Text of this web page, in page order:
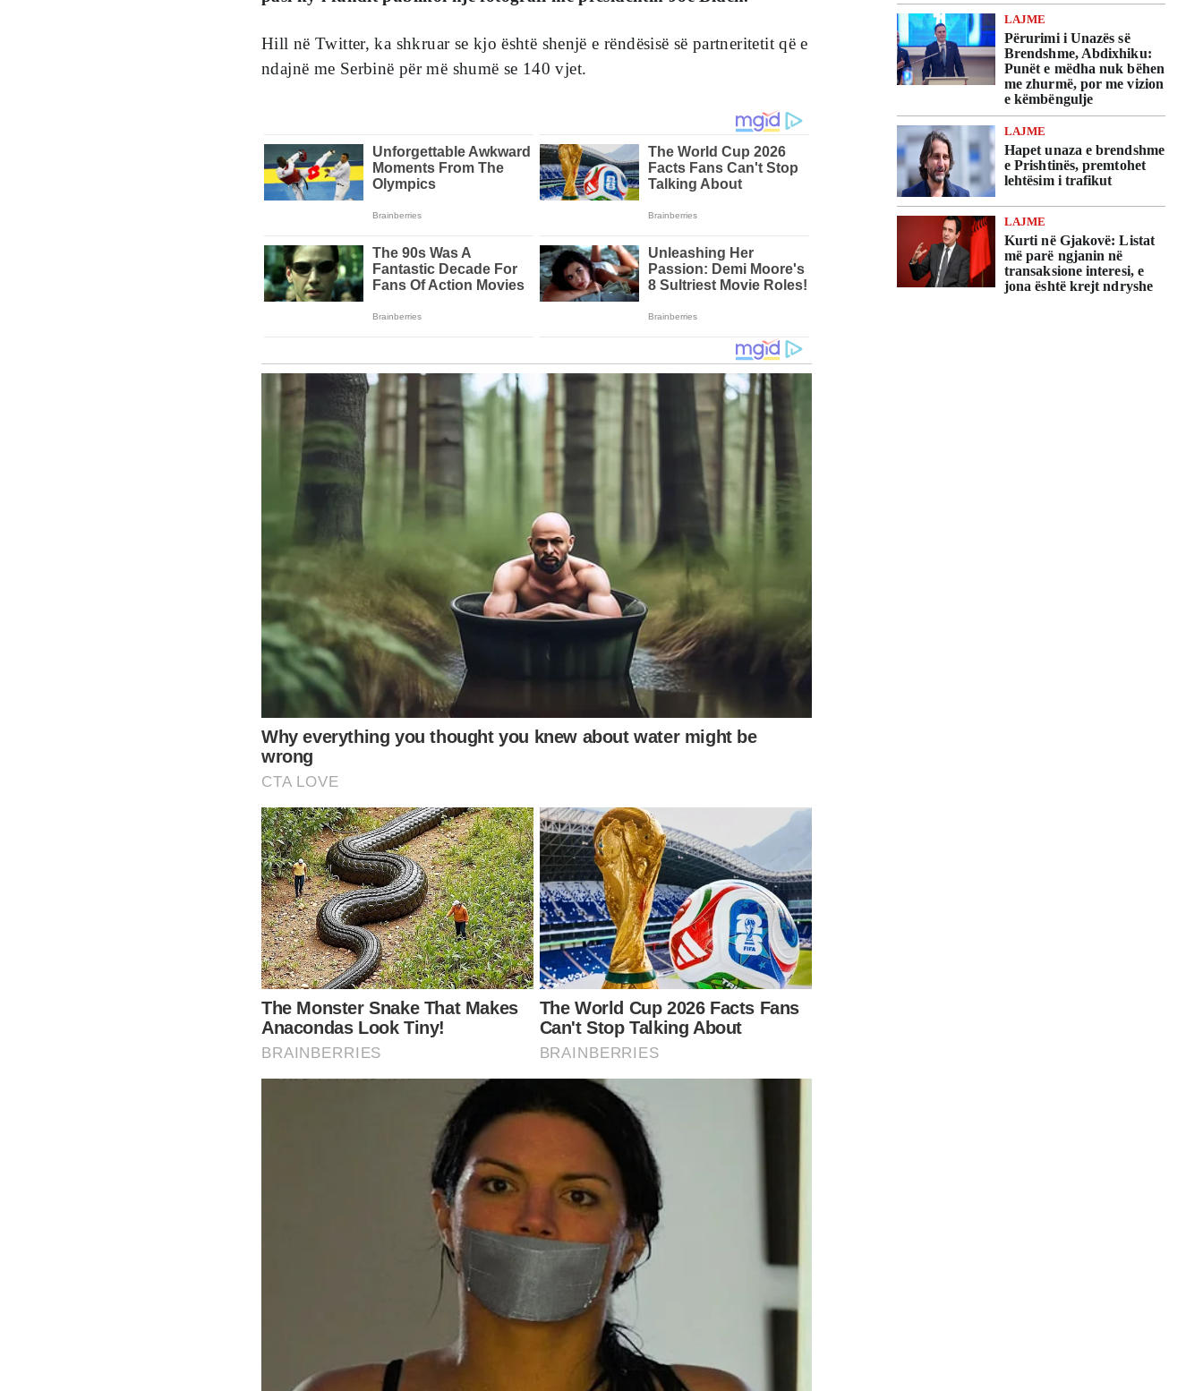
LAJME
Përurimi i Unazës së
Brendshme, Abdixhiku:
Punët e mëdha nuk bëhen
me zhurmë, por me vizion
e këmbëngulje
LAJME
Hapet unaza e brendshme
e Prishtinës, premtohet
lehtësim i trafikut
LAJME
Kurti në Gjakovë: Listat
më parë ngjanin në
transaksione interesi, e
jona është krejt ndryshe
Hill në Twitter, ka shkruar se kjo është shenjë e rëndësisë së partneritetit që e
ndajnë me Serbinë për më shumë se 140 vjet.